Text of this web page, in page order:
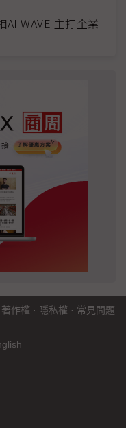
WAVE 主打企業
著作權 · 隱私權 · 常見問題